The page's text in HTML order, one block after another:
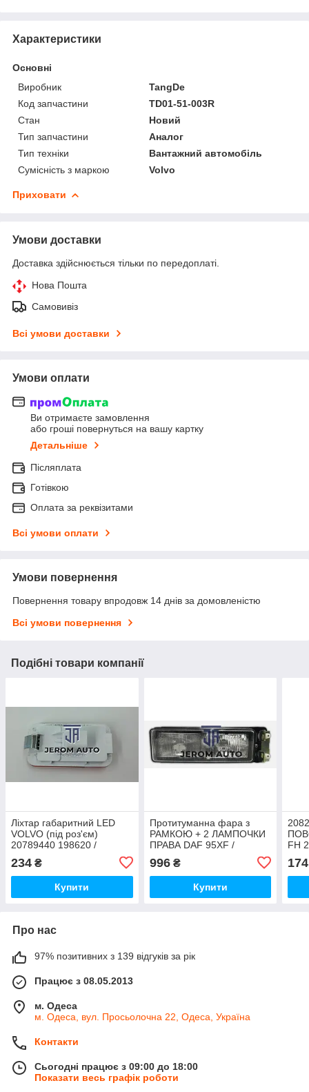
Характеристики
Основні
Виробник
TangDe
Код запчастини
TD01-51-003R
Стан
Новий
Тип запчастини
Аналог
Тип техніки
Вантажний автомобіль
Сумісність з маркою
Volvo
Приховати
Умови доставки
Доставка здійснюється тільки по передоплаті.
Нова Пошта
Самовивіз
Всі умови доставки
Умови оплати
Ви отримаєте замовлення
або гроші повернуться на вашу картку
Детальніше
Післяплата
Готівкою
Оплата за реквізитами
Всі умови оплати
Умови повернення
Повернення товару впродовж 14 днів за домовленістю
Всі умови повернення
Подібні товари компанії
Ліхтар габаритний LED
VOLVO (під роз'єм)
20789440 198620 /
234 ₴
Купити
Протитуманна фара з
РАМКОЮ + 2 ЛАМПОЧКИ
ПРАВА DAF 95XF /
TANGDE / TD01-61-003AR
996₴
Купити
FH
174
Про нас
97% позитивних з 139 відгуків за рік
Працює з 08.05.2013
м. Одеса
м. Одеса, вул. Просьолочна 22, Одеса, Україна
Контакти
Сьогодні працює з 09:00 до 18:00
Показати весь графік роботи